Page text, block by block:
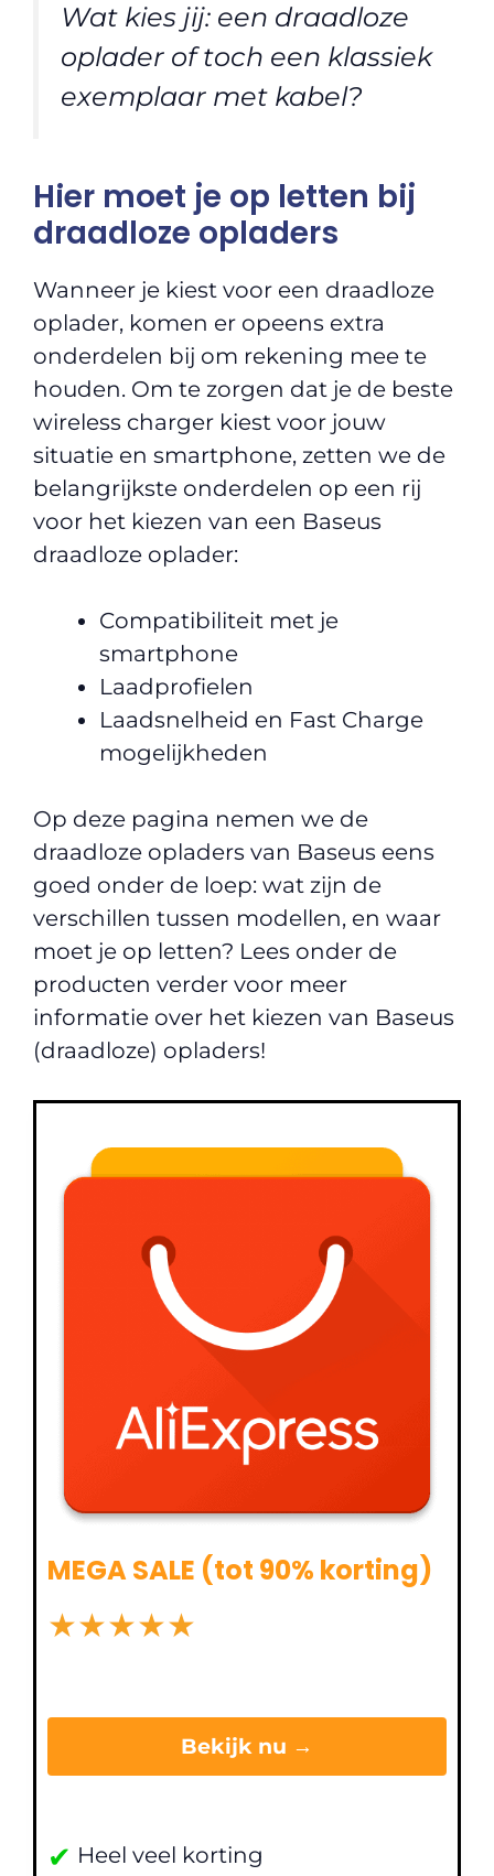
Wat kies jij: een draadloze
oplader of toch een klassiek
exemplaar met kabel?
Hier moet je op letten bij
draadloze opladers
Wanneer je kiest voor een draadloze
oplader, komen er opeens extra
onderdelen bij om rekening mee te
houden. Om te zorgen dat je de beste
wireless charger kiest voor jouw
situatie en smartphone, zetten we de
belangrijkste onderdelen op een rij
voor het kiezen van een Baseus
draadloze oplader:
Compatibiliteit met je
smartphone
Laadprofielen
Laadsnelheid en Fast Charge
mogelijkheden
Op deze pagina nemen we de
draadloze opladers van Baseus eens
goed onder de loep: wat zijn de
verschillen tussen modellen, en waar
moet je op letten? Lees onder de
producten verder voor meer
informatie over het kiezen van Baseus
(draadloze) opladers!
MEGA SALE (tot 90% korting)
★★★★★
Bekijk nu →
✔ Heel veel korting